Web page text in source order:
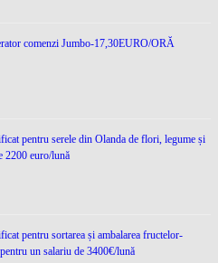
comenzi Jumbo-17,30EURO/ORĂ
pentru serele din Olanda de flori, legume și
2200 euro/lună
pentru sortarea și ambalarea fructelor-
un salariu de 3400€/lună